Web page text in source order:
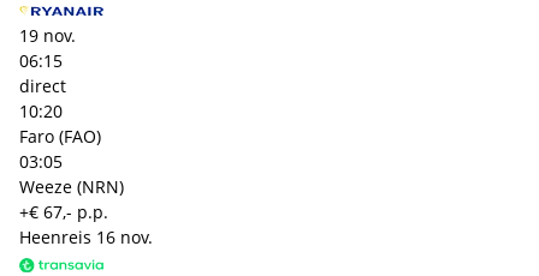
19 nov.
06:15
direct
10:20
Faro (FAO)
03:05
Weeze (NRN)
+€ 67,- p.p.
Heenreis 16 nov.